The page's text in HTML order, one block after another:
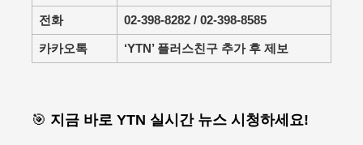
전화 02-398-8282 / 02-398-8585
카카오톡 ‘YTN’ 플러스친구 추가 후 제보
🎯 지금 바로 YTN 실시간 뉴스 시청하세요!